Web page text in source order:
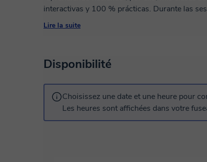
interactivas y 100 % prácticas. Durante las sesiones, los estudiantes trabajan directamente con
las herramientas, programas y entornos
tecnológicos, ejercicios guiados y
significativa donde la teoría se viva a través
útiles para su vida académica, profesional y
Lire la suite
Disponibilité
Choisissez une date et une heure pour
Les heures sont affichées dans votre